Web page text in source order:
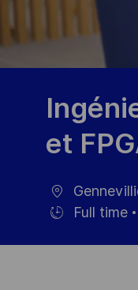
et
Ort
Full time